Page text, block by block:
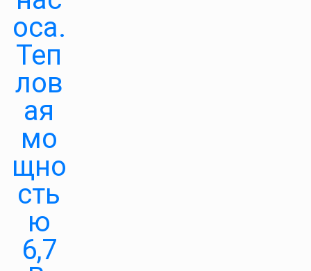
оса.
Теп
лов
ая
мо
щно
сть
ю
6,7